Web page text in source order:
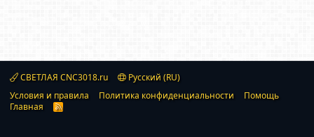
СВЕТЛАЯ CNC3018.ru
Русский (RU)
Условия и правила
Политика конфиденциальности
Помощь
Главная
R
S